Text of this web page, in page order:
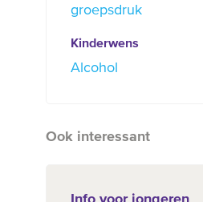
groepsdruk
Kinderwens
Alcohol
Ook interessant